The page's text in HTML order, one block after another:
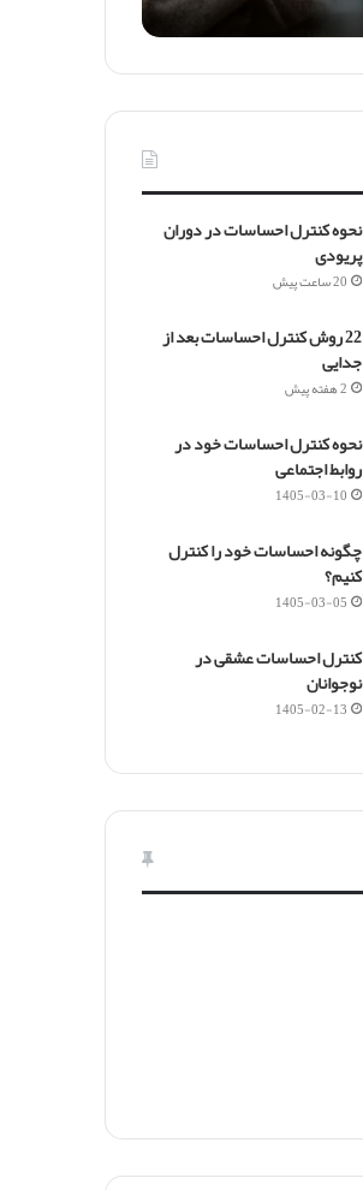
نحوه کنترل احساسات در دوران
پریودی
20 ساعت پیش
22 روش کنترل احساسات بعد از
جدایی
2 هفته پیش
نحوه کنترل احساسات خود در
روابط اجتماعی
1405-03-10
چگونه احساسات خود را کنترل
کنیم؟
1405-03-05
کنترل احساسات عشقی در
نوجوانان
1405-02-13